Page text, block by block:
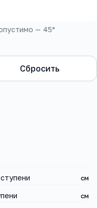
— 45°
Сбросить
см
см